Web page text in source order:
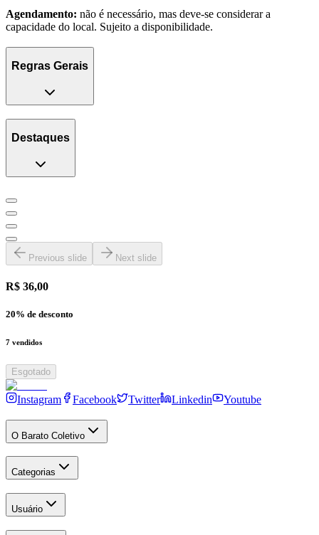
Agendamento: não é necessário, mas deve-se considerar a
capacidade do local. Sujeito a disponibilidade.
Regras Gerais
Destaques
Previous slide Next slide
R$ 36,00
20% de desconto
7 vendidos
Esgotado
Instagram Facebook Twitter Linkedin Youtube
O Barato Coletivo
Categorias
Usuário